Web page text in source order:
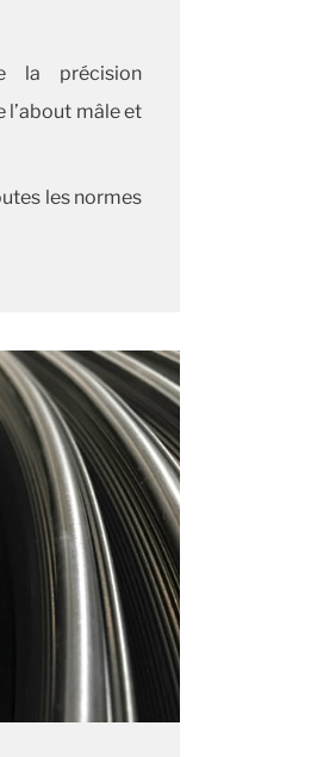
la précision
l’about mâle et
les normes